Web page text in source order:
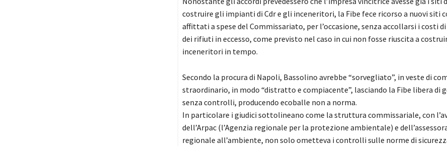
costruire gli impianti di Cdr e gli inceneritori, la Fibe fece ricorso a nuovi siti
affittati a spese del Commissariato, per l’occasione, senza accollarsi i costi
dei rifiuti in eccesso, come previsto nel caso in cui non fosse riuscita a
inceneritori in tempo.
Secondo la procura di Napoli, Bassolino avrebbe “sorvegliato”, in veste di
straordinario, in modo “distratto e compiacente”, lasciando la Fibe libera di
senza controlli, producendo ecoballe non a norma.
In particolare i giudici sottolineano come la struttura commissariale, con
dell’Arpac (l’Agenzia regionale per la protezione ambientale) e
regionale all’ambiente, non solo ometteva i controlli sulle norme di